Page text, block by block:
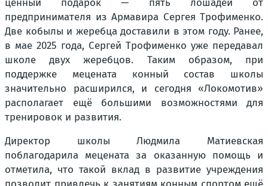
ценный подарок — пять лошадей от
предпринимателя из Армавира Сергея Трофименко.
Две кобылы и жеребца доставили в этом году. Ранее,
в мае 2025 года, Сергей Трофименко уже передавал
школе двух жеребцов. Таким образом, при
поддержке мецената конный состав школы
значительно расширился, и сегодня «Локомотив»
располагает ещё большими возможностями для
тренировок и развития.
Директор школы Людмила Матиевская
поблагодарила мецената за оказанную помощь и
отметила, что такой вклад в развитие учреждения